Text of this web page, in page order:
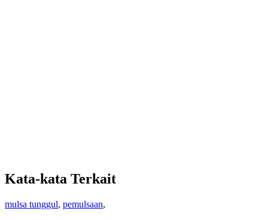
Kata-kata Terkait
mulsa tunggul, pemulsaan,